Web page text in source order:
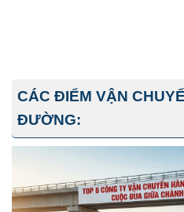
CÁC ĐIỂM VẬN
ĐƯỜNG: